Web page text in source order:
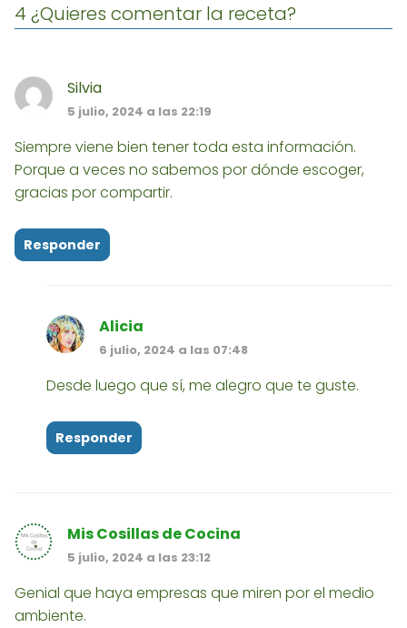
4 ¿Quieres comentar la receta?
Silvia
5 julio, 2024 a las 22:19
Siempre viene bien tener toda esta información.
Porque a veces no sabemos por dónde escoger,
gracias por compartir.
Responder
Alicia
6 julio, 2024 a las 07:48
Desde luego que sí, me alegro que te guste.
Responder
Mis Cosillas de Cocina
5 julio, 2024 a las 23:12
Genial que haya empresas que miren por el medio
ambiente.